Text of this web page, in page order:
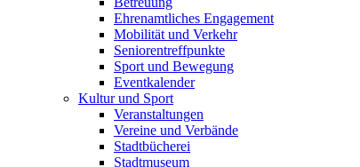
Ehrenamtliches Engagement
Mobilität und Verkehr
Seniorentreffpunkte
Sport und Bewegung
Eventkalender
Kultur und Sport
Veranstaltungen
Vereine und Verbände
Stadtbücherei
Stadtmuseum